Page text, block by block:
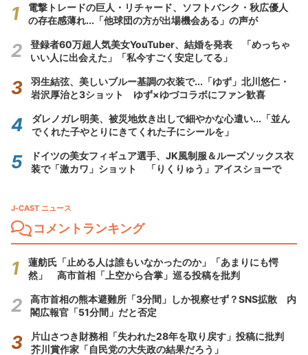
電撃トレードの巨人・リチャード、ソフトバンク・秋広優人
の存在感薄れ...「他球団の方が出場機会ある」の声が
登録者60万超人気美女YouTuber、結婚を発表 「めっちゃ
いい人に出会えた」「私今すごく安定してる」
羽生結弦、美しいブルー基調の衣装で...「ゆず」北川悠仁・
岩沢厚治と3ショット ゆず×ゆづコラボにファン歓喜
ダレノガレ明美、被災地炊き出しで細やかな心遣い...「並ん
でくれた子やとりにきてくれた子にシールを」
ドイツの美女フィギュア選手、JK風制服＆ルーズソックス衣
装で「激カワ」ショット 「りくりゅう」アイスショーで
J-CAST ニュース
コメントランキング
蓮舫氏「止める人は誰もいなかったのか」「あまりにも愕
然」 高市首相「上空から合掌」巡る投稿を批判
高市首相の熊本避難所「3分間」しか視察せず？SNS拡散 内
閣広報官「51分間」だと否定
片山さつき財務相「失われた28年を取り戻す」投稿に批判
芥川賞作家「自民党の大失政の結果だろう」